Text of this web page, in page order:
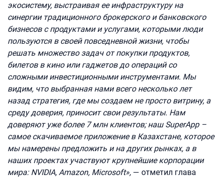
экосистему, выстраивая ее инфраструктуру на
синергии традиционного брокерского и банковского
бизнесов с продуктами и услугами, которыми люди
пользуются в своей повседневной жизни, чтобы
решать множество задач от покупки продуктов,
билетов в кино или гаджетов до операций со
сложными инвестиционными инструментами. Мы
видим, что выбранная нами всего несколько лет
назад стратегия, где мы создаем не просто витрину, а
среду доверия, приносит свои результаты. Нам
доверяют уже более 7 млн клиентов; наш SuperApp –
самое скачиваемое приложение в Казахстане, которое
мы намерены предложить и на других рынках, а в
наших проектах участвуют крупнейшие корпорации
мира: NVIDIA, Amazon, Microsoft», — отметил глава